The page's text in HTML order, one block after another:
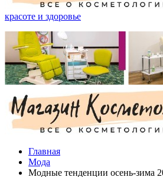
красоте и здоровье
Главная
Мода
Модные тенденции осень-зима